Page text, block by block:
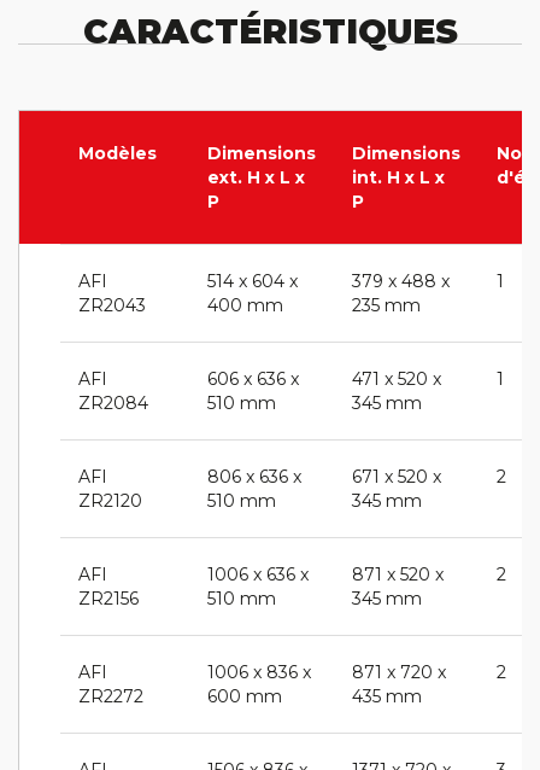
CARACTÉRISTIQUES
Modèles
Dimensions
ext. H x L x
P
Dimensions
int. H x L x
P
AFI
ZR2043
514 x 604 x
400 mm
379 x 488 x
235 mm
1
AFI
ZR2084
606 x 636 x
510 mm
471 x 520 x
345 mm
1
AFI
ZR2120
806 x 636 x
510 mm
671 x 520 x
345 mm
2
AFI
ZR2156
1006 x 636 x
510 mm
871 x 520 x
345 mm
2
AFI
ZR2272
1006 x 836 x
600 mm
871 x 720 x
435 mm
2